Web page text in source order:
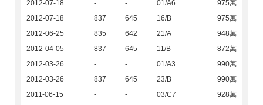
2012-07-18 - - 01/A6
975萬
2012-07-18
837 645 16/B
975萬
2012-06-25
835 642 21/A
948萬
2012-04-05
837 645 11/B
872萬
2012-03-26
- - 01/A3
990萬
2012-03-26
837 645 23/B
990萬
2011-06-15
- - 03/C7
928萬